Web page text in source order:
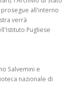
all'interno
verrà
Pugliese
Salvemini e
nazionale di